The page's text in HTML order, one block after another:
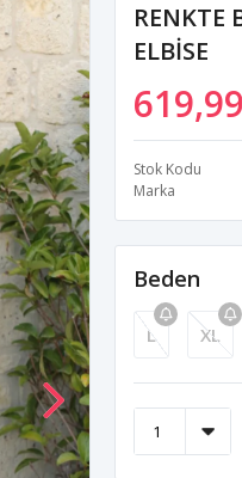
RENKTE
ELBİSE
Stok Kodu
Marka
Beden
L XL